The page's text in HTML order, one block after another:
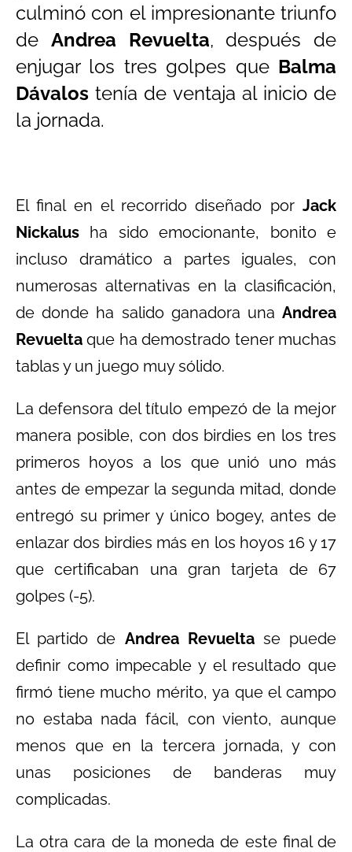
culminó con el impresionante triunfo
de Andrea Revuelta, después de
enjugar los tres golpes que Balma
Dávalos tenía de ventaja al inicio de
la jornada.
El final en el recorrido diseñado por Jack
Nickalus ha sido emocionante, bonito e
incluso dramático a partes iguales, con
numerosas alternativas en la clasificación,
de donde ha salido ganadora una Andrea
Revuelta que ha demostrado tener muchas
tablas y un juego muy sólido.
La defensora del título empezó de la mejor
manera posible, con dos birdies en los tres
primeros hoyos a los que unió uno más
antes de empezar la segunda mitad, donde
entregó su primer y único bogey, antes de
enlazar dos birdies más en los hoyos 16 y 17
que certificaban una gran tarjeta de 67
golpes (-5).
El partido de Andrea Revueltase puede
definir como impecable y el resultado que
firmó tiene mucho mérito, ya que el campo
no estaba nada fácil, con viento, aunque
menos que en la tercera jornada, y con
unas posiciones de banderas muy
complicadas.
La otra cara de la moneda de este final de